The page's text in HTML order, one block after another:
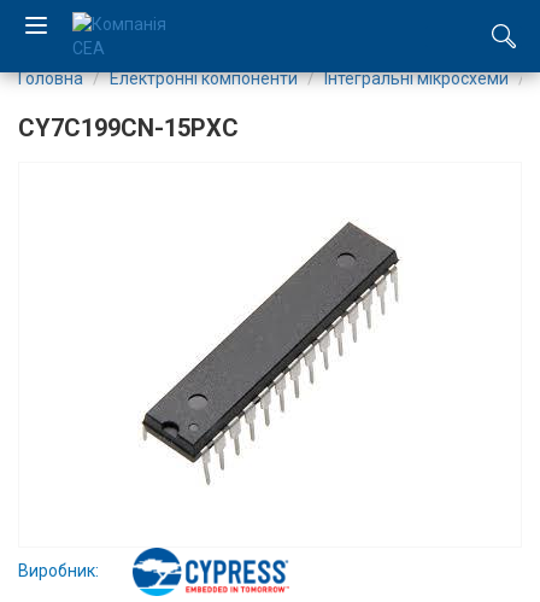
Виробництво
Послуги
Новини
Вхід/
Головна Електронні компоненти Інтегральні мікросхеми
CY7C199CN-15PXC
Виробник: